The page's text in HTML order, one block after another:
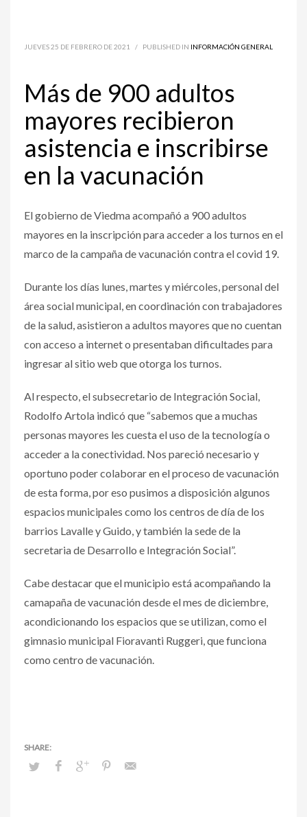
JUEVES 25 DE FEBRERO DE 2021 / PUBLISHED IN INFORMACIÓN GENERAL
Más de 900 adultos
mayores recibieron
asistencia e inscribirse
en la vacunación
El gobierno de Viedma acompañó a 900 adultos
mayores en la inscripción para acceder a los turnos en el
marco de la campaña de vacunación contra el covid 19.
Durante los días lunes, martes y miércoles, personal del
área social municipal, en coordinación con trabajadores
de la salud, asistieron a adultos mayores que no cuentan
con acceso a internet o presentaban dificultades para
ingresar al sitio web que otorga los turnos.
Al respecto, el subsecretario de Integración Social,
Rodolfo Artola indicó que “sabemos que a muchas
personas mayores les cuesta el uso de la tecnología o
acceder a la conectividad. Nos pareció necesario y
oportuno poder colaborar en el proceso de vacunación
de esta forma, por eso pusimos a disposición algunos
espacios municipales como los centros de día de los
barrios Lavalle y Guido, y también la sede de la
secretaria de Desarrollo e Integración Social”.
Cabe destacar que el municipio está acompañando la
camapaña de vacunación desde el mes de diciembre,
acondicionando los espacios que se utilizan, como el
gimnasio municipal Fioravanti Ruggeri, que funciona
como centro de vacunación.